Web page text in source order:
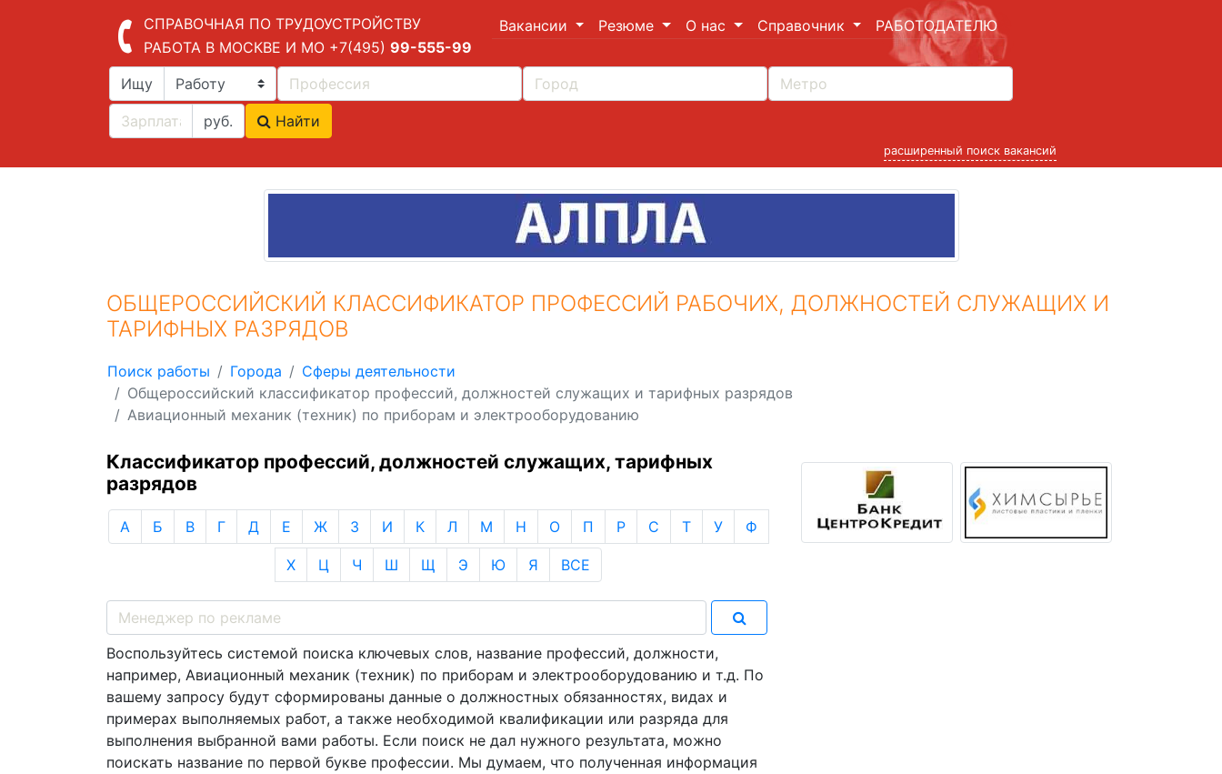
СПРАВОЧНАЯ ПО ТРУДОУСТРОЙСТВУ
РАБОТА В МОСКВЕ И МО +7(495) 99-555-99
Вакансии Резюме О нас Справочник РАБОТОДАТЕЛЮ
Ищу
руб. Найти
расширенный поиск вакансий
ОБЩЕРОССИЙСКИЙ КЛАССИФИКАТОР ПРОФЕССИЙ РАБОЧИХ, ДОЛЖНОСТЕЙ СЛУЖАЩИХ И
ТАРИФНЫХ РАЗРЯДОВ
Поиск работы Города
Сферы деятельности
Общероссийский классификатор профессий, должностей служащих и тарифных разрядов
Авиационный механик (техник) по приборам и электрооборудованию
Классификатор профессий, должностей служащих, тарифных
разрядов
А Б В Г Д Е Ж З И К Л М Н О П Р С Т У Ф
Х Ц Ч Ш Щ Э Ю Я ВСЕ
Воспользуйтесь системой поиска ключевых слов, название профессий, должности,
например, Авиационный механик (техник) по приборам и электрооборудованию и т.д. По
вашему запросу будут сформированы данные о должностных обязанностях, видах и
примерах выполняемых работ, а также необходимой квалификации или разряда для
выполнения выбранной вами работы. Если поиск не дал нужного результата, можно
поискать название по первой букве профессии. Мы думаем, что полученная информация